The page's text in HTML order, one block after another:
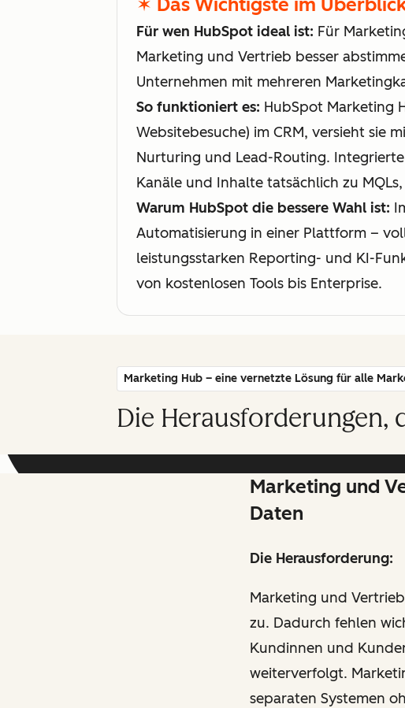
Für wen HubSpot ideal ist: Für
Marketing und Vertrieb besser
Unternehmen mit mehreren
So funktioniert es: HubSpot Marketing
Websitebesuche) im CRM, versieht sie
Nurturing und Lead-Routing.
Kanäle und Inhalte tatsächlich zu
Warum HubSpot die bessere Wahl ist:
Automatisierung in einer Plattform –
leistungsstarken Reporting- und KI-
von kostenlosen Tools bis Enterprise.
Marketing Hub – eine vernetzte Lösung für alle
Die Herausforderungen,
Marketing und
Daten
Die Herausforderung:
Marketing und
zu. Dadurch fehlen
Kundinnen und
weiterverfolgt.
separaten Systemen